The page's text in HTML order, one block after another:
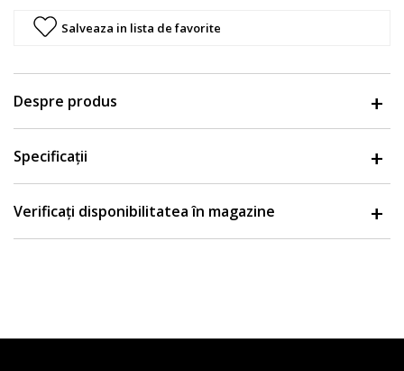
Salveaza in lista de favorite
Despre produs
Specificații
Verificați disponibilitatea în magazine